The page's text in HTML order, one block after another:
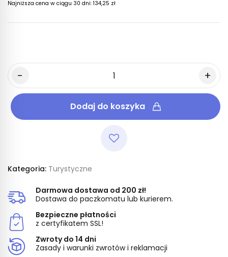
Najniższa cena w ciągu 30 dni: 134,25 zł
Dodaj do koszyka
Kategoria: Turystyczne
Darmowa dostawa od 200 zł!
Dostawa do paczkomatu lub kurierem.
Bezpieczne płatności
z certyfikatem SSL!
Zwroty do 14 dni
Zasady i warunki zwrotów i reklamacji